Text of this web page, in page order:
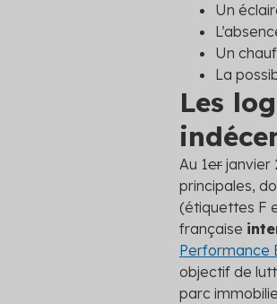
Un
Un
La
Les
Au 1er janvier
principales,
(étiquettes F
française
Performance
objectif de
parc